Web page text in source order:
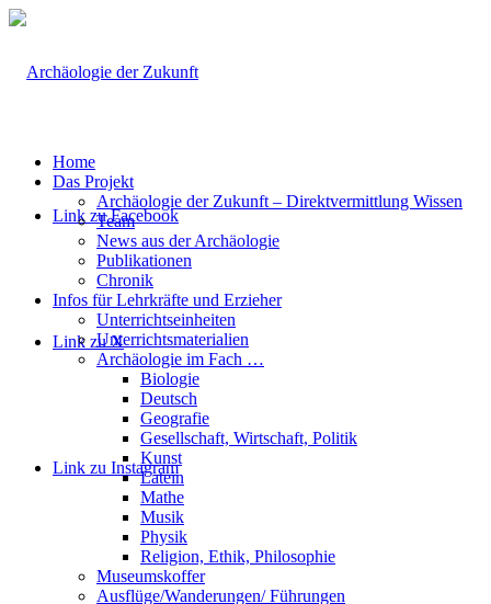
Link zu Facebook
Link zu X
Link zu Instagram
Home
Das Projekt
Archäologie der Zukunft – Direktvermittlung Wissen
Team
News aus der Archäologie
Publikationen
Chronik
Infos für Lehrkräfte und Erzieher
Unterrichtseinheiten
Unterrichtsmaterialien
Archäologie im Fach …
Biologie
Deutsch
Geografie
Gesellschaft, Wirtschaft, Politik
Kunst
Latein
Mathe
Musik
Physik
Religion, Ethik, Philosophie
Museumskoffer
Ausflüge/Wanderungen/ Führungen